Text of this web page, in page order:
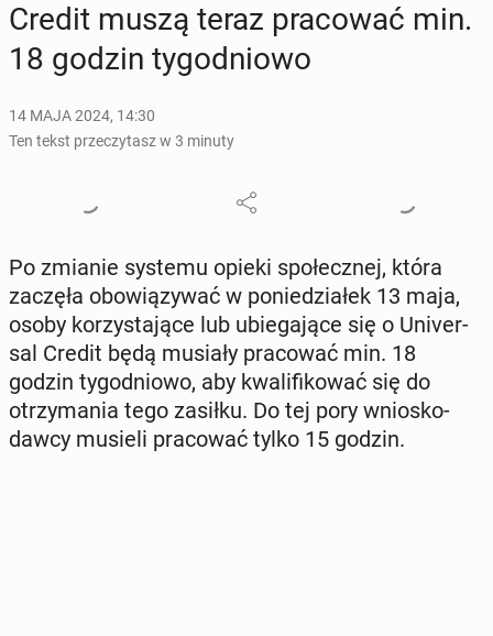
Credit muszą teraz pra­co­wać min.
18 godzin ty­go­dnio­wo
14 MAJA 2024, 14:30
Ten tekst przeczytasz w 3 minuty
Po zmianie systemu opieki spo­łecz­nej, która
zaczęła obo­wią­zy­wać w po­nie­dzia­łek 13 maja,
osoby ko­rzy­sta­ją­ce lub ubie­ga­ją­ce się o Uni­ver­
sal Credit będą musiały pra­co­wać min. 18
godzin ty­go­dnio­wo, aby kwa­li­fi­ko­wać się do
otrzy­ma­nia tego zasiłku. Do tej pory wnio­sko­
daw­cy musieli pra­co­wać tylko 15 godzin.